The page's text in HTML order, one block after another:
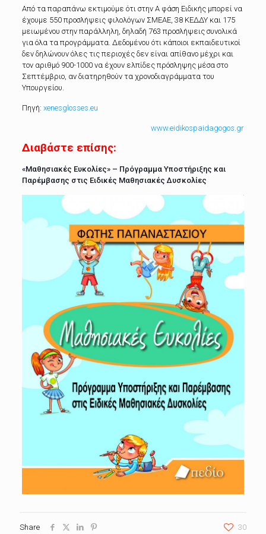
Από τα παραπάνω εκτιμούμε ότι στην Α φάση Ειδικής μπορεί να
έχουμε 550 προσλήψεις φιλολόγων ΣΜΕΑΕ, 38 ΚΕΔΔΥ και 175
μειωμένου στην παράλληλη, δηλαδή 763 προσλήψεις συνολικά
για όλα τα προγράμματα. Δεδομένου ότι κάποιοι εκπαιδευτικοί
δεν δηλώνουν όλες τις περιοχές δεν είναι απίθανο μέχρι και
τον αριθμό 900-1000 να έχουν ελπίδες πρόσληψης μέσα στο
Σεπτέμβριο, αν διατηρηθούν τα χρονοδιαγράμματα του
Υπουργείου.
Πηγή: xenesglosses.eu
www.eidikospaidagogos.gr
Διαβάστε επίσης:
«Μαθησιακές Ευκολίες» – Πρόγραμμα Υποστήριξης και
Παρέμβασης στις Ειδικές Μαθησιακές Δυσκολίες
Share 30